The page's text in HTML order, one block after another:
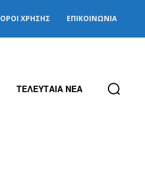
ΌΡΟΙ ΧΡΉΣΗΣ ΕΠΙΚΟΙΝΩΝΊΑ
ΤΕΛΕΥΤΑΙΑ ΝΕΑ